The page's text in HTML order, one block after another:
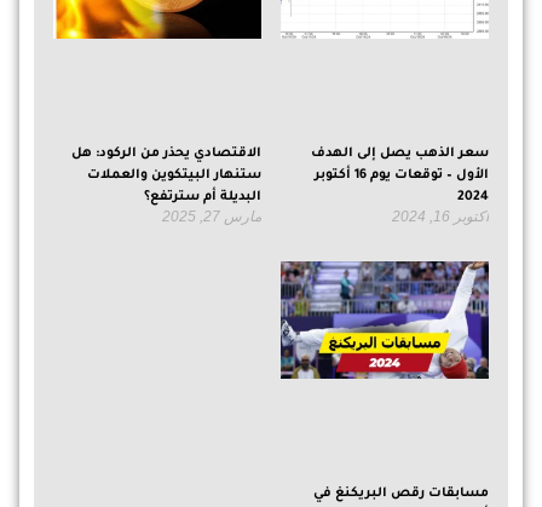
سعر الذهب يصل إلى الهدف
الأول – توقعات يوم 16 أكتوبر
2024
أكتوبر 16, 2024
الاقتصادي يحذر من الركود: هل
ستنهار البيتكوين والعملات
البديلة أم سترتفع؟
مارس 27, 2025
مسابقات رقص البريكنغ في